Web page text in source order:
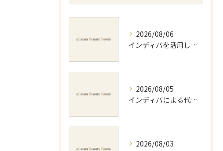
2026/08/06
インディバを活用した足痩せ方法とセルライトやむくみ改善のポイント
2026/08/05
インディバによる代謝アップのビフォーアフター実体験と効果的な回数の見極め方
2026/08/03